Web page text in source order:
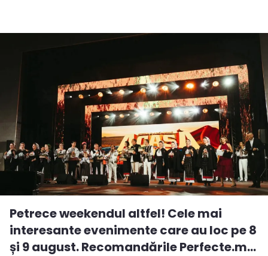
Petrece weekendul altfel! Cele mai
interesante evenimente care au loc pe 8
și 9 august. Recomandările Perfecte.m...